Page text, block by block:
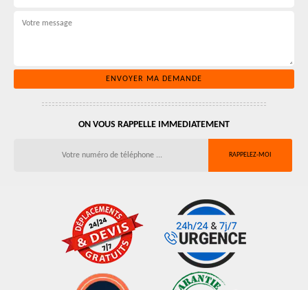
ON VOUS RAPPELLE IMMEDIATEMENT